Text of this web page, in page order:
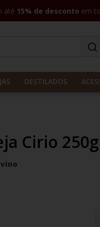
até 15% de desconto em
DESTILADOS
Cirio 250g